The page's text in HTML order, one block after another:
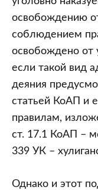
освобождению
соблюдением
освобождено от
если такой вид
деяния
статьей КоАП и
правилам,
ст. 17.1 КоАП –
339 УК –
Однако и этот